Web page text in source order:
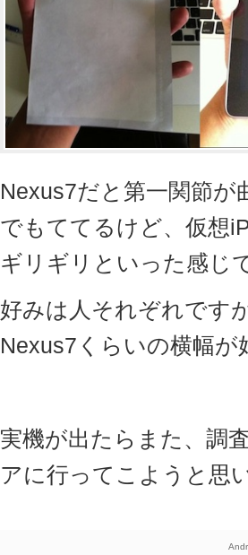
Nexus7だと第一関節が
でもててるけど、仮想
ギリギリといった感じ
好みは人それぞれです
Nexus7くらいの横幅が
実機が出たらまた、調
アに行ってこようと思